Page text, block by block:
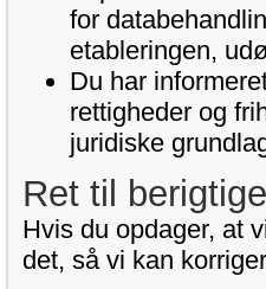
for
etableringen,
Du har
rettigheder og
juridiske
Ret til
Hvis du opdager, at
det, så vi kan